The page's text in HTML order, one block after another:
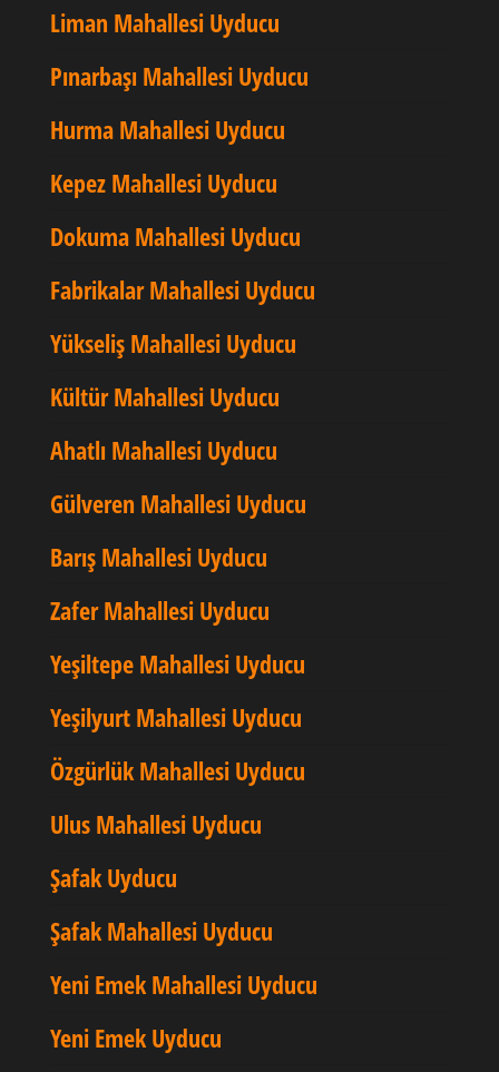
Liman Mahallesi Uyducu
Pınarbaşı Mahallesi Uyducu
Hurma Mahallesi Uyducu
Kepez Mahallesi Uyducu
Dokuma Mahallesi Uyducu
Fabrikalar Mahallesi Uyducu
Yükseliş Mahallesi Uyducu
Kültür Mahallesi Uyducu
Ahatlı Mahallesi Uyducu
Gülveren Mahallesi Uyducu
Barış Mahallesi Uyducu
Zafer Mahallesi Uyducu
Yeşiltepe Mahallesi Uyducu
Yeşilyurt Mahallesi Uyducu
Özgürlük Mahallesi Uyducu
Ulus Mahallesi Uyducu
Şafak Uyducu
Şafak Mahallesi Uyducu
Yeni Emek Mahallesi Uyducu
Yeni Emek Uyducu